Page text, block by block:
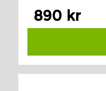
890 kr